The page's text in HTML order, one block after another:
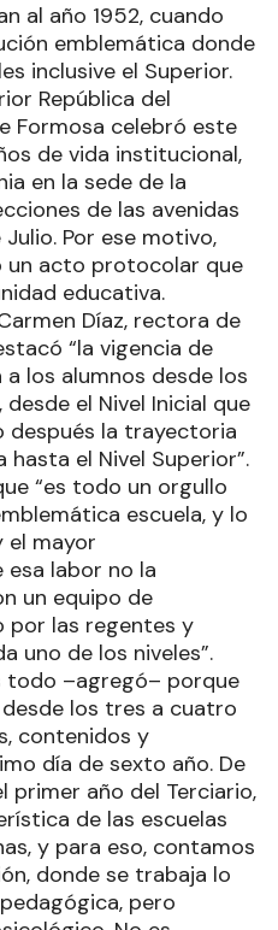
al año 1952, cuando
emblemática donde
inclusive el Superior.
República del
Formosa celebró este
de vida institucional,
en la sede de la
de las avenidas
Por ese motivo,
un acto protocolar que
educativa.
Díaz, rectora de
“la vigencia de
los alumnos desde los
el Nivel Inicial que
después la trayectoria
hasta el Nivel Superior”.
“es todo un orgullo
escuela, y lo
el mayor
esa labor no la
un equipo de
por las regentes y
uno de los niveles”.
todo –agregó– porque
los tres a cuatro
contenidos y
día de sexto año. De
primer año del Terciario,
de las escuelas
y para eso, contamos
donde se trabaja lo
pero